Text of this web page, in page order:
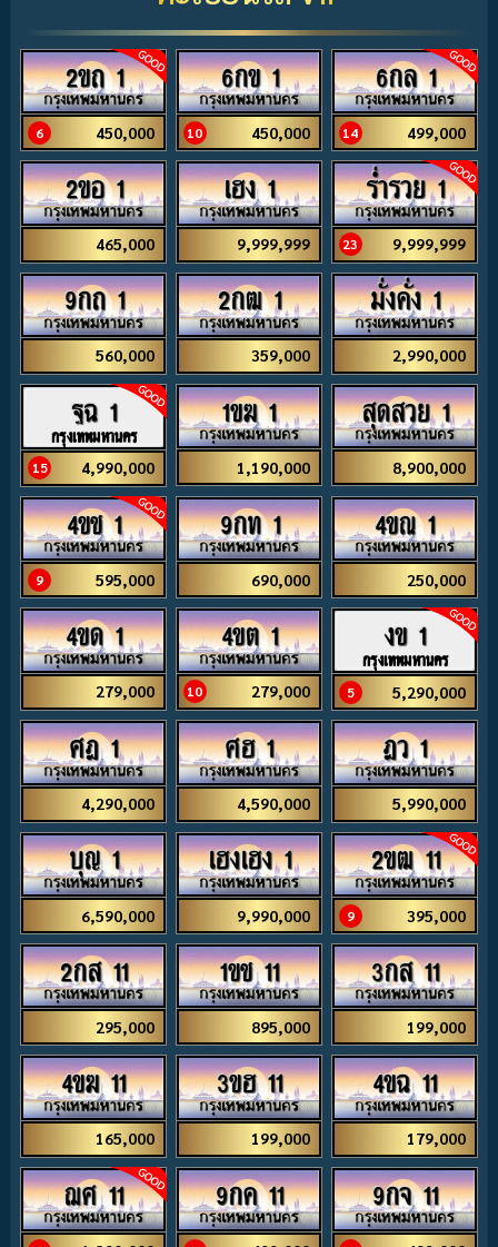
2ขถ 1
6 450,000
6กข 1
10 450,000
6กล 1
14 499,000
2ขอ 1
465,000
เฮง 1
9,999,999
ร่ำรวย 1
23 9,999,999
9กถ 1
560,000
2กฒ 1
359,000
มั่งคั่ง 1
2,990,000
ฐฉ 1
กรุงเทพมหานคร
15 4,990,000
1ขฆ 1
1,190,000
สุดสวย 1
8,900,000
4ขช 1
9 595,000
9กท 1
690,000
4ขณ 1
250,000
4ขด 1
279,000
4ขต 1
10 279,000
งข 1
กรุงเทพมหานคร
5 5,290,000
ศฎ 1
4,290,000
ศฮ 1
4,590,000
ฎว 1
5,990,000
บุญ 1
6,590,000
เฮงเฮง 1
9,990,000
2ขฒ 11
9 395,000
2กส 11
295,000
1ขช 11
895,000
3กส 11
199,000
4ขฆ 11
165,000
3ขฮ 11
199,000
4ขฉ 11
179,000
ฌศ 11 9กค 11 9กจ 11